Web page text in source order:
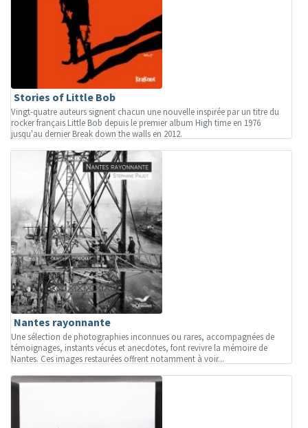
Stories of Little Bob
Vingt-quatre auteurs signent chacun une nouvelle inspirée par un titre du
rocker français Little Bob depuis le premier album High time en 1976
jusqu'au dernier Break down the walls en 2012.
Nantes rayonnante
Une sélection de photographies inconnues ou rares, accompagnées de
témoignages, instants vécus et anecdotes, font revivre la mémoire de
Nantes. Ces images restaurées offrent notamment à voir...